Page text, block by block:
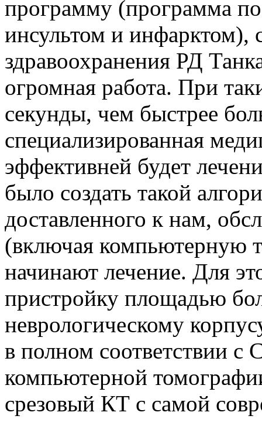
программу (программа
инсультом и инфарктом),
здравоохранения РД
огромная работа. При
секунды, чем быстрее
специализированная
эффективней будет
было создать такой
доставленного к нам,
(включая компьютерную
начинают лечение. Для
пристройку площадью
неврологическому
в полном соответствии
компьютерной
срезовый КТ с самой